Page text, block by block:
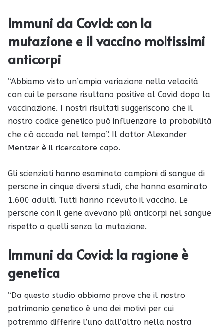
Immuni da Covid: con la
mutazione e il vaccino moltissimi
anticorpi
“Abbiamo visto un’ampia variazione nella velocità
con cui le persone risultano positive al Covid dopo la
vaccinazione. I nostri risultati suggeriscono che il
nostro codice genetico può influenzare la probabilità
che ciò accada nel tempo”. Il dottor Alexander
Mentzer è il ricercatore capo.
Gli scienziati hanno esaminato campioni di sangue di
persone in cinque diversi studi, che hanno esaminato
1.600 adulti. Tutti hanno ricevuto il vaccino. Le
persone con il gene avevano più anticorpi nel sangue
rispetto a quelli senza la mutazione.
Immuni da Covid: la ragione è
genetica
“Da questo studio abbiamo prove che il nostro
patrimonio genetico è uno dei motivi per cui
potremmo differire l’uno dall’altro nella nostra